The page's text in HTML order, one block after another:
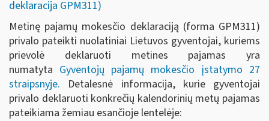
deklaracija GPM311)
Metinę pajamų mokesčio deklaraciją (forma GPM311)
privalo pateikti nuolatiniai Lietuvos gyventojai, kuriems
prievolė deklaruoti metines pajamas yra
numatyta Gyventojų pajamų mokesčio įstatymo 27
straipsnyje. Detalesnė informacija, kurie gyventojai
privalo deklaruoti konkrečių kalendorinių metų pajamas
pateikiama žemiau esančioje lentelėje: